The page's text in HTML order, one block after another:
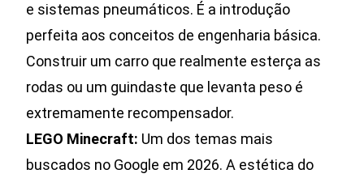
e sistemas pneumáticos. É a introdução
perfeita aos conceitos de engenharia básica.
Construir um carro que realmente esterça as
rodas ou um guindaste que levanta peso é
extremamente recompensador.
LEGO Minecraft: Um dos temas mais
buscados no Google em 2026. A estética do